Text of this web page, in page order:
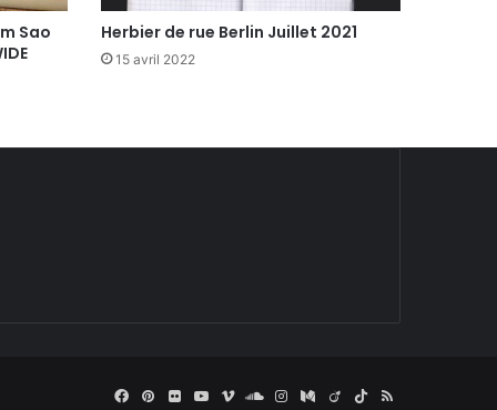
Sao
Herbier de rue Berlin Juillet 2021
15 avril 2022
Facebook
Pinterest
FlickrYouTube
VimeoSoundCloud
Instagram
Medium
ViadeoTikTokRSS